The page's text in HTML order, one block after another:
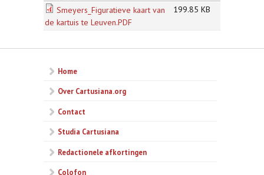
Smeyers_Figuratieve kaart van
de kartuis te Leuven.PDF
199.85 KB
Home
Over Cartusiana.org
Contact
Studia Cartusiana
Redactionele afkortingen
Colofon